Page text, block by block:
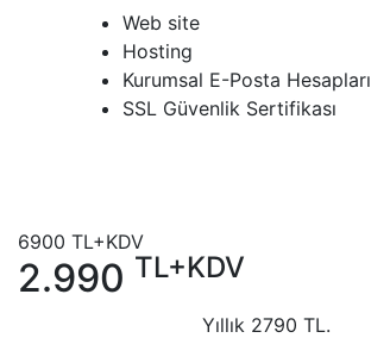
Web site
Hosting
Kurumsal E-Posta Hesapları
SSL Güvenlik Sertifikası
6900 TL+KDV
2.990 TL+KDV
Yıllık 2790 TL.